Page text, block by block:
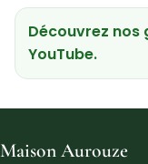
Découvrez nos
YouTube.
Maison Aurouze